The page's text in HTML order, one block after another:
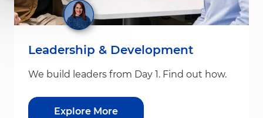
Leadership & Development
We build leaders from Day 1. Find out how.
Explore More